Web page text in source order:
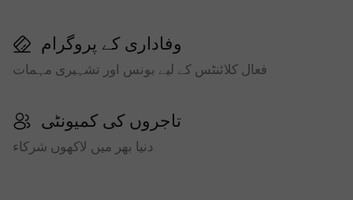
وفاداری کے پروگرام
فعال کلائنٹس کے لیے بونس اور تشہیری مہمات
تاجروں کی کمیونٹی
دنیا بھر میں لاکھوں شرکاء